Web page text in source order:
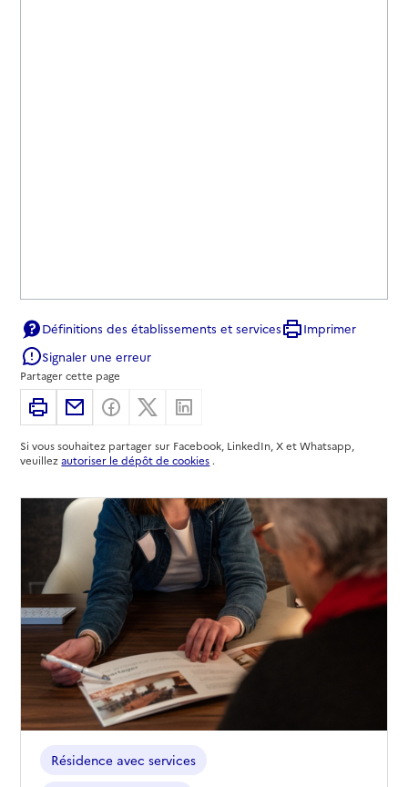
Définitions des établissements et services
Imprimer
Signaler une erreur
Partager cette page
ImprimerPartager par email
Partager sur Facebook
Partager sur X
Si vous souhaitez partager sur Facebook, LinkedIn, X et Whatsapp,
veuillezautoriser le dépôt de cookies .
Résidence avec services